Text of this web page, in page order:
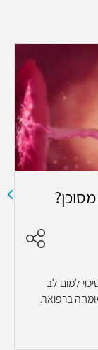
למום לב
ברפואת